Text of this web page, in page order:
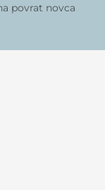
povrat novca